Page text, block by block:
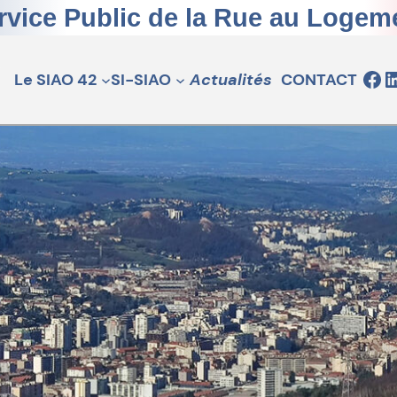
Public de la Rue au
Le SIAO 42 SI-SIAO Actualités CONTACT Cliquez pourCliquez pour visiter la page